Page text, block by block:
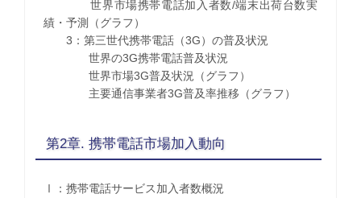
世界市場携帯電話加入者数/端末出荷台数実
績・予測（グラフ）
3：第三世代携帯電話（3G）の普及状況
世界の3G携帯電話普及状況
世界市場3G普及状況（グラフ）
主要通信事業者3G普及率推移（グラフ）
第2章. 携帯電話市場加入動向
Ⅰ：携帯電話サービス加入者数概況